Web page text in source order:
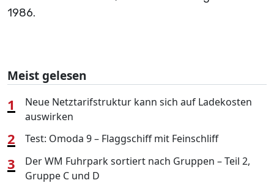
1986.
Meist gelesen
1
Neue Netztarifstruktur kann sich auf Ladekosten
auswirken
2 Test: Omoda 9 – Flaggschiff mit Feinschliff
3
Der WM Fuhrpark sortiert nach Gruppen – Teil 2,
Gruppe C und D